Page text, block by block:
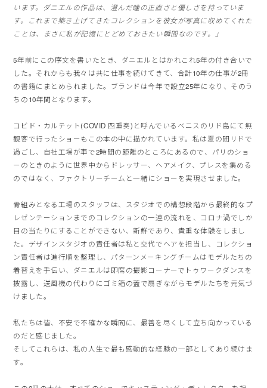
います。ダニエルの作品は、 澄んだ瞳の正直さと優しさを持っていま
す。
これまで築き上げてきたコレクションを彼女が写真に収めてくれた
ことは、まさに私が記憶にとどめておきたい瞬間なのです。」
5年前にこの序文を書いたとき、 ダニエルとはかれこれ5年の付き合いで
した。 それからも我々は共に仕事を続けてきて、 合計10年の仕事が2冊
の書籍にまとめられました。 ブランドは今年で設立25年になり、 そのう
ちの10年間となります。
コビド・カルテット(COVID 四重奏) と呼んでいるベニスのリド島にて無
観客で行ったショーもこの本の中に描かれています。私は夏の間リドで
過ごし、 自社工場が車で2時間の距離のところにあるので、 パリのショ
ーのときのように世界中からドレッサー、ヘアメイク、 プレスを集める
のではなく、 ファクトリーチームと一緒にショーを実現させました。
骨組みとなる工場のスタッフは、 スタジオでの構想段階から最終的なプ
レゼンテーションまでのコレクションの一連の流れを、 コロナ渦でしか
目の当たりにすることができない、新鮮であり、 貴重な体験をしまし
た。 デザインスタジオの責任者は私と交代でヘアを担当し、
コレクショ
ン責任者は進行順を整理し、 パターンメーキングチームはモデルたちの
着替えを手伝い、 ダニエルは即席の撮影コーナーでトゥワークダンスを
披露し、 送風機の代わりにゴミ箱の蓋で扇ぎながらモデルたちを元気づ
けま した。
私たちは皆、不安で不確かな瞬間に、 最善を尽くして立ち向かっている
のだと感じました。
そしてこれらは、 私の人生で最も感動的な経験の一部としてあり続けま
す。